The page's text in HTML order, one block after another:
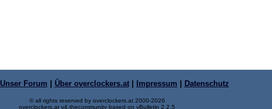
Unser Forum | Über overclockers.at| Impressum | Datenschutz
© all rights reserved by overclockers.at 2000-2026
overclockers.at v4.thecommunity based on vBulletin 2.2.5